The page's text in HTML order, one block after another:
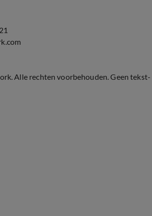
Alle rechten voorbehouden. Geen tekst-